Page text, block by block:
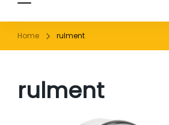
Home rulment
rulment